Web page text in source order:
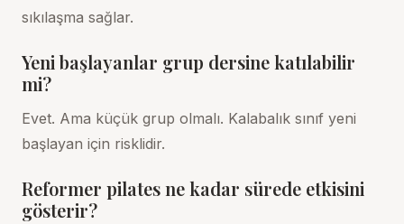
sıkılaşma sağlar.
Yeni başlayanlar grup dersine katılabilir
mi?
Evet. Ama küçük grup olmalı. Kalabalık sınıf yeni
başlayan için risklidir.
Reformer pilates ne kadar sürede etkisini
gösterir?